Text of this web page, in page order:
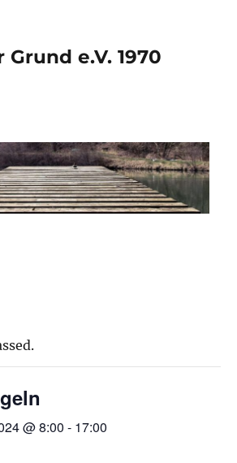
Grund e.V. 1970
@ 8:00 - 17:00